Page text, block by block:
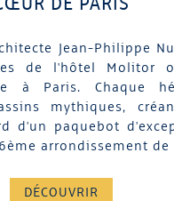
Jean-Philippe
de l'hôtel Molitor
à Paris. Chaque
mythiques,
d'un paquebot
arrondissement de
DÉCOUVRIR